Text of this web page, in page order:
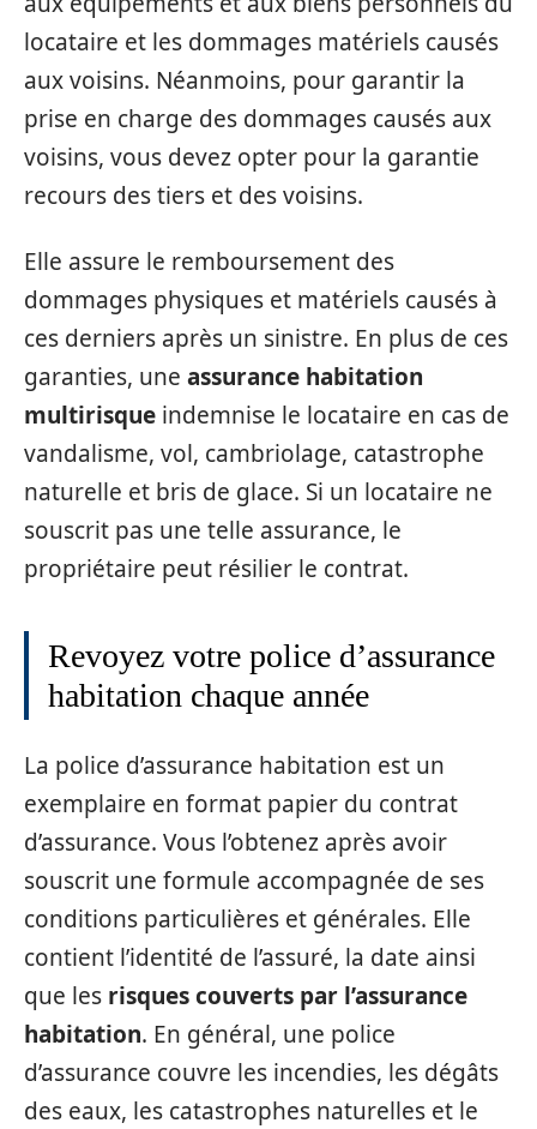
locataire et les dommages matériels causés
aux voisins. Néanmoins, pour garantir la
prise en charge des dommages causés aux
voisins, vous devez opter pour la garantie
recours des tiers et des voisins.
Elle assure le remboursement des
dommages physiques et matériels causés à
ces derniers après un sinistre. En plus de ces
garanties, une assurance habitation
multirisque indemnise le locataire en cas de
vandalisme, vol, cambriolage, catastrophe
naturelle et bris de glace. Si un locataire ne
souscrit pas une telle assurance, le
propriétaire peut résilier le contrat.
Revoyez votre police d’assurance
habitation chaque année
La police d’assurance habitation est un
exemplaire en format papier du contrat
d’assurance. Vous l’obtenez après avoir
souscrit une formule accompagnée de ses
conditions particulières et générales. Elle
contient l’identité de l’assuré, la date ainsi
que les risques couverts par l’assurance
habitation. En général, une police
d’assurance couvre les incendies, les dégâts
des eaux, les catastrophes naturelles et le